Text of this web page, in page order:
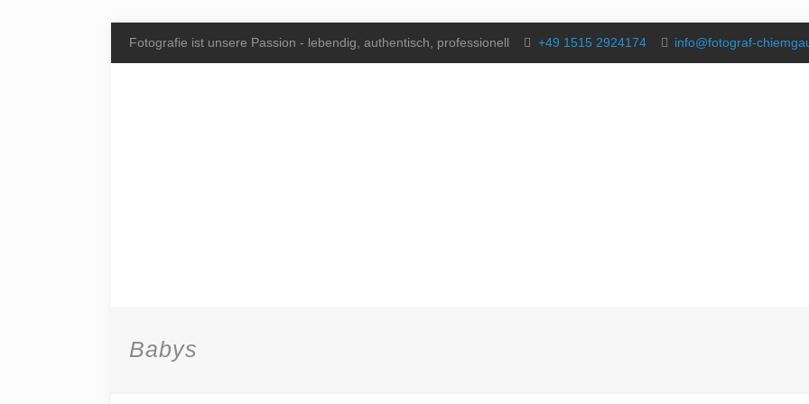
Fotografie ist unsere Passion - lebendig, authentisch, professionell +49 1515 2924174 info@fotograf-
Babys